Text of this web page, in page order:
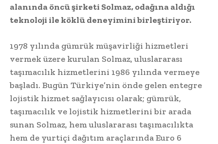
alanında öncü şirketi Solmaz, odağına aldığı
teknoloji ile köklü deneyimini birleştiriyor.
1978 yılında gümrük müşavirliği hizmetleri
vermek üzere kurulan Solmaz, uluslararası
taşımacılık hizmetlerini 1986 yılında vermeye
başladı. Bugün Türkiye’nin önde gelen entegre
lojistik hizmet sağlayıcısı olarak; gümrük,
taşımacılık ve lojistik hizmetlerini bir arada
sunan Solmaz, hem uluslararası taşımacılıkta
hem de yurtiçi dağıtım araçlarında Euro 6